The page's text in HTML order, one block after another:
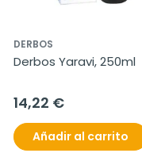
DERBOS
Derbos Yaravi, 250ml
14,22 €
Añadir al carrito